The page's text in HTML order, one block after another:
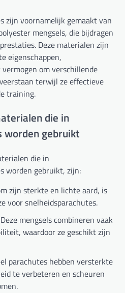
zijn voornamelijk gemaakt van
mengsels, die bijdragen
Deze materialen zijn
eigenschappen,
om verschillende
terwijl ze effectieve
training.
die in
worden gebruikt
die in
worden gebruikt, zijn:
zijn sterkte en lichte aard, is
voor snelheidsparachutes.
Deze mengsels combineren vaak
waardoor ze geschikt zijn
parachutes hebben versterkte
te verbeteren en scheuren